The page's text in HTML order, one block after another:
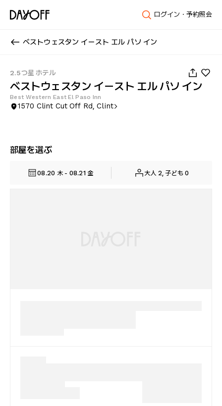
ログイン・予約照会
ベストウェスタン イースト エル パソ イン
2.5つ星 ホテル
ベストウェスタン イースト エル パソ イン
Best Western East El Paso Inn
1570 Clint Cut Off Rd, Clint
部屋を選ぶ
08.20 木 - 08.21 金 大人 2, 子ども 0